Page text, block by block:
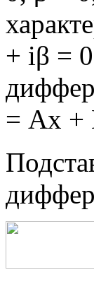
+ iβ =
= Ах +